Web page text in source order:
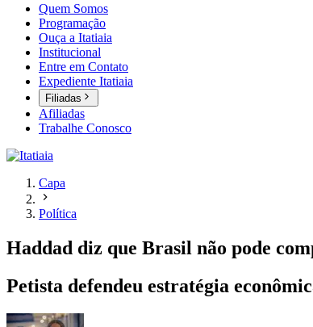
Quem Somos
Programação
Ouça a Itatiaia
Institucional
Entre em Contato
Expediente Itatiaia
Filiadas
Afiliadas
Trabalhe Conosco
Capa
Política
Haddad diz que Brasil não pode
Petista defendeu estratégia